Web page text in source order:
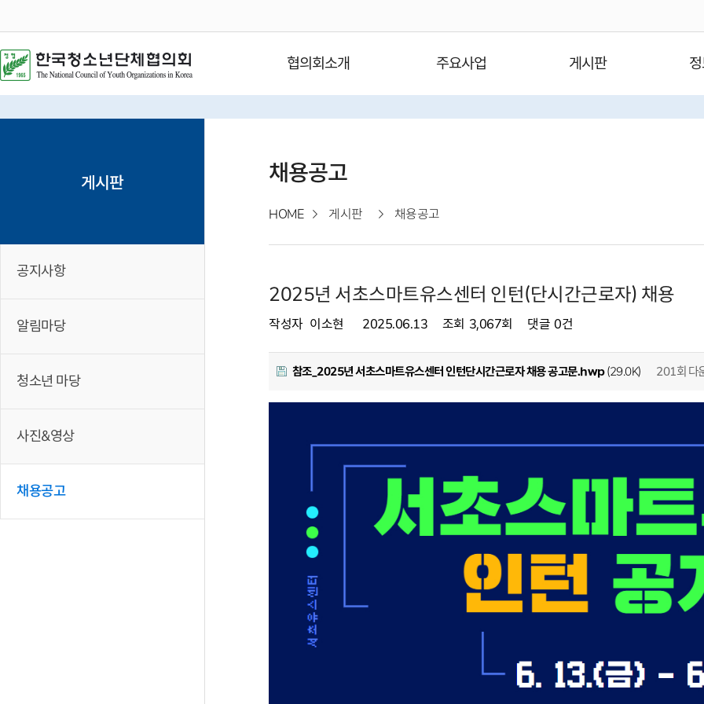
협의회소개 주요사업 게시판
게시판
공지사항
알림마당
청소년 마당
사진&영상
채용공고
채용공고
HOME 게시판 채용공고
2025년 서초스마트유스센터 인턴(단시간근로자) 채용
작성자 이소현 2025.06.13 조회 3,067회 댓글 0건
참조_2025년 서초스마트유스센터 인턴단시간근로자 채용 공고문.hwp(29.0K) 201회 다